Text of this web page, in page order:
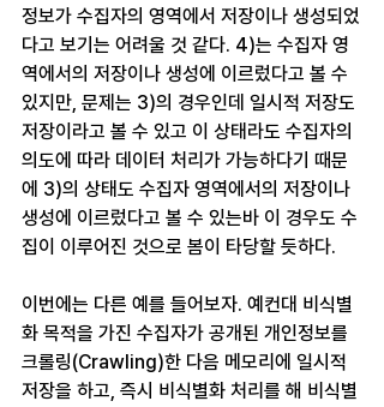
정보가 수집자의 영역에서 저장이나 생성되었
다고 보기는 어려울 것 같다. 4)는 수집자 영
역에서의 저장이나 생성에 이르렀다고 볼 수
있지만, 문제는 3)의 경우인데 일시적 저장도
저장이라고 볼 수 있고 이 상태라도 수집자의
의도에 따라 데이터 처리가 가능하다기 때문
에 3)의 상태도 수집자 영역에서의 저장이나
생성에 이르렀다고 볼 수 있는바 이 경우도 수
집이 이루어진 것으로 봄이 타당할 듯하다.
이번에는 다른 예를 들어보자. 예컨대 비식별
화 목적을 가진 수집자가 공개된 개인정보를
크롤링(Crawling)한 다음 메모리에 일시적
저장을 하고, 즉시 비식별화 처리를 해 비식별